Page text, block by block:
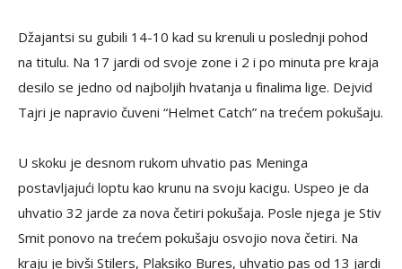
Džajantsi su gubili 14-10 kad su krenuli u poslednji pohod
na titulu. Na 17 jardi od svoje zone i 2 i po minuta pre kraja
desilo se jedno od najboljih hvatanja u finalima lige. Dejvid
Tajri je napravio čuveni “Helmet Catch” na trećem pokušaju.
U skoku je desnom rukom uhvatio pas Meninga
postavljajući loptu kao krunu na svoju kacigu. Uspeo je da
uhvatio 32 jarde za nova četiri pokušaja. Posle njega je Stiv
Smit ponovo na trećem pokušaju osvojio nova četiri. Na
kraju je bivši Stilers, Plaksiko Bures, uhvatio pas od 13 jardi